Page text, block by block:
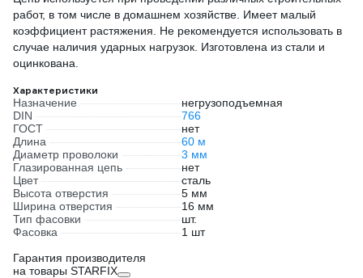
работ, в том числе в домашнем хозяйстве. Имеет малый
коэффициент растяжения. Не рекомендуется использовать в
случае наличия ударных нагрузок. Изготовлена из стали и
оцинкована.
Характеристики
Назначение
негрузоподъемная
DIN
766
ГОСТ
нет
Длина
60 м
Диаметр проволоки
3 мм
Глазированная цепь
нет
Цвет
сталь
Высота отверстия
5 мм
Ширина отверстия
16 мм
Тип фасовки
шт.
Фасовка
1 шт
Гарантия производителя
на товары STARFIX